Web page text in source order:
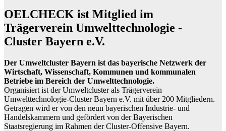
OELCHECK ist Mitglied im
Trägerverein Umwelttechnologie -
Cluster Bayern e.V.
Der Umweltcluster Bayern ist das bayerische Netzwerk der
Wirtschaft, Wissenschaft, Kommunen und kommunalen
Betriebe im Bereich der Umwelttechnologie.
Organisiert ist der Umweltcluster als Trägerverein
Umwelttechnologie-Cluster Bayern e.V. mit über 200 Mitgliedern.
Getragen wird er von den neun bayerischen Industrie- und
Handelskammern und gefördert von der Bayerischen
Staatsregierung im Rahmen der Cluster-Offensive Bayern.